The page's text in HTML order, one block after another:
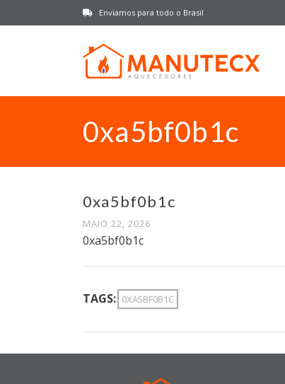
Enviamos para todo o Brasil
0xa5bf0b1c
0xa5bf0b1c
MAIO 22, 2026
0xa5bf0b1c
TAGS: 0XA5BF0B1C